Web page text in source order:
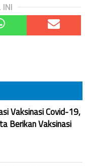
INI
Vaksinasi Covid-19,
Berikan Vaksinasi